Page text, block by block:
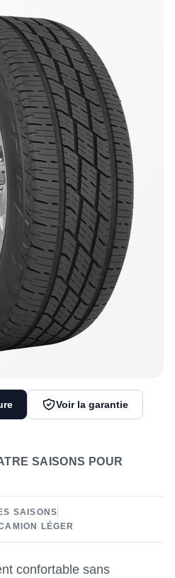
Voir la garantie
SAISONS POUR
SAISONS
LÉGER
confortable sans